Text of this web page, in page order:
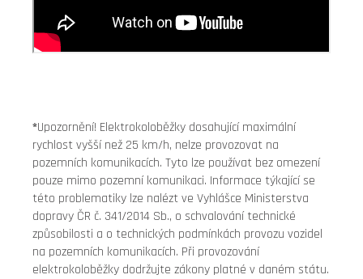
*Upozornění! Elektrokoloběžky dosahující maximální
rychlost vyšší než 25 km/h, nelze provozovat na
pozemních komunikacích. Tyto lze používat bez omezení
pouze mimo pozemní komunikaci. Informace týkající se
této problematiky lze nalézt ve Vyhlášce Ministerstva
dopravy ČR č. 341/2014 Sb., o schvalování technické
způsobilosti a o technických podmínkách provozu vozidel
na pozemních komunikacích. Při provozování
elektrokoloběžky dodržujte zákony platné v daném státu.